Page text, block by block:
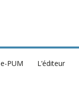
e-PUM L’éditeur